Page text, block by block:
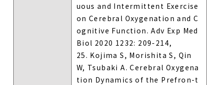
uous and Intermittent Exercise
on Cerebral Oxygenation and C
ognitive Function. Adv Exp Med
Biol 2020 1232: 209-214,
25. Kojima S, Morishita S, Qin
W, Tsubaki A. Cerebral Oxygena
tion Dynamics of the Prefron-t